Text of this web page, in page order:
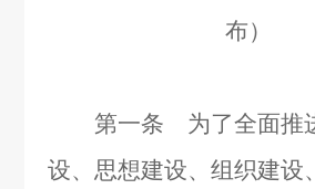
布）
第一条 为了全面推
设、思想建设、组织建设